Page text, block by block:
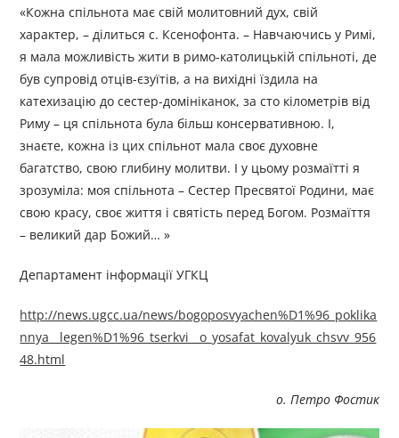
«Кожна спільнота має свій молитовний дух, свій
характер, – ділиться с. Ксенофонта. – Навчаючись у Римі,
я мала можливість жити в римо-католицькій спільноті, де
був супровід отців-єзуїтів, а на вихідні їздила на
катехизацію до сестер-домініканок, за сто кілометрів від
Риму – ця спільнота була більш консервативною. І,
знаєте, кожна із цих спільнот мала своє духовне
багатство, свою глибину молитви. І у цьому розмаїтті я
зрозуміла: моя спільнота – Сестер Пресвятої Родини, має
свою красу, своє життя і святість перед Богом. Розмаїття
– великий дар Божий… »
Департамент інформації УГКЦ
http://news.ugcc.ua/news/bogoposvyachen%D1%96_poklika
nnya__legen%D1%96_tserkvi__o_yosafat_kovalyuk_chsvv_956
48.html
о. Петро Фостик